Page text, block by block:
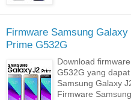
Firmware Samsung Galaxy
Prime G532G
Download
G532G yang
Samsung Galaxy
Firmware